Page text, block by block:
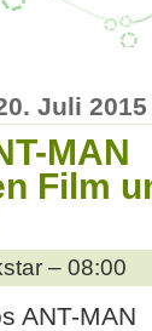
Juli 2015
MAN
Film
– 08:00
ANT-MAN